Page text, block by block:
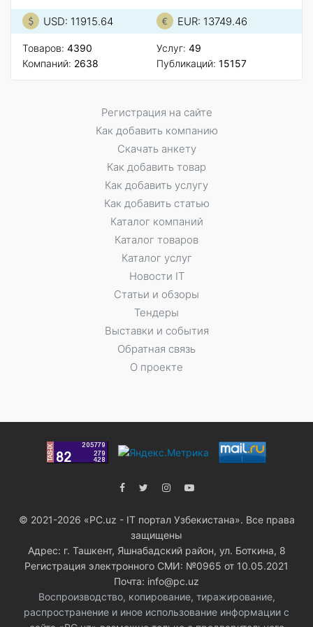
USD: 11915.64 EUR: 13749.46
Товаров: 4390
Компаний: 2638
Услуг: 49
Публикаций: 15157
Регистрация на сайте
Как добавить компанию
Скачать анкету
Как добавить товар
Как добавить услугу
Как добавить статью
Каталог компаний
Каталог товаров
Каталог услуг
Новости IT
Статьи и обзоры
Тендеры
Выставки и события
Обратная связь
О проекте
© 2021-2026 «PC.uz - IT портал Узбекистана». Все права
защищены
Адрес: г. Ташкент, Яшнабадский район, ул. Боткина, 8
Регистрация электронного СМИ: №0965 от 10.05.2021
Почта: info@pc.uz
Воспроизводство, копирование, тиражирование,
распространение и иное использование информации с